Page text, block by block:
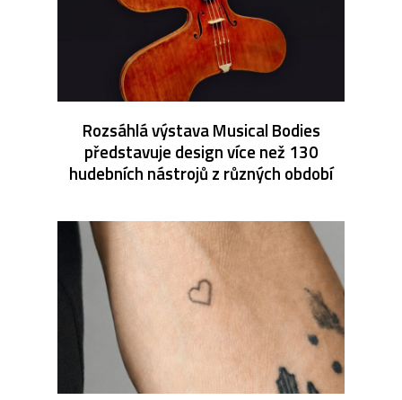
Rozsáhlá výstava Musical Bodies
představuje design více než 130
hudebních nástrojů z různých období